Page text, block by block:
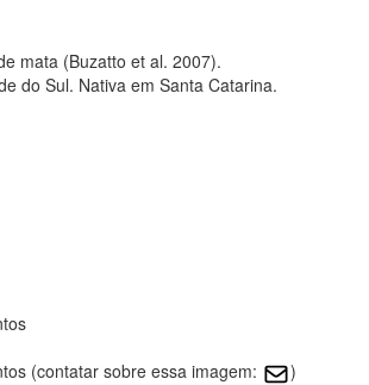
mata (Buzatto et al. 2007).
do Sul. Nativa em Santa Catarina.
(contatar sobre essa imagem:
)